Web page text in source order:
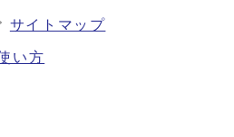
サイトマップ
い方